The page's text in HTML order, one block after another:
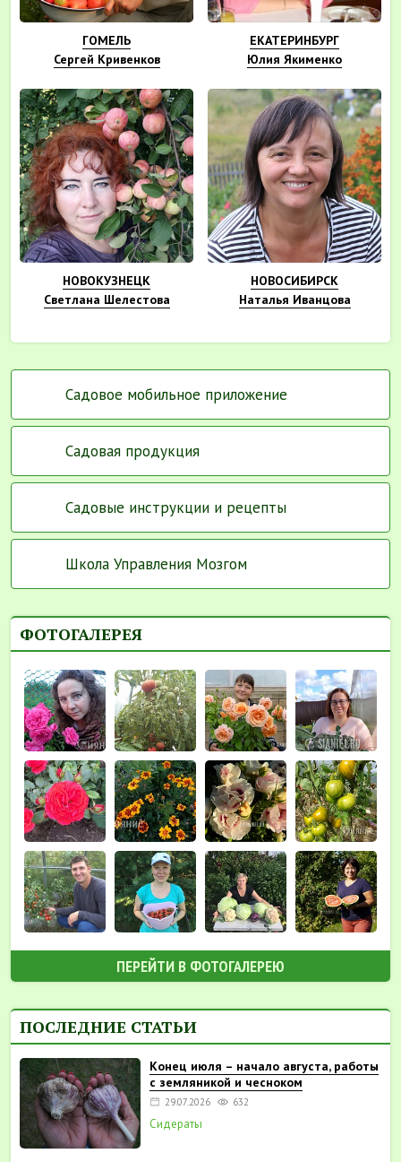
ГОМЕЛЬ
Сергей Кривенков
ЕКАТЕРИНБУРГ
Юлия Якименко
НОВОКУЗНЕЦК
Светлана Шелестова
НОВОСИБИРСК
Наталья Иванцова
Садовое мобильное приложение
Садовая продукция
Садовые инструкции и рецепты
Школа Управления Мозгом
ФОТОГАЛЕРЕЯ
ПЕРЕЙТИ В ФОТОГАЛЕРЕЮ
ПОСЛЕДНИЕ СТАТЬИ
Конец июля – начало августа, работы
с земляникой и чесноком
29.07.2026 632
Сидераты